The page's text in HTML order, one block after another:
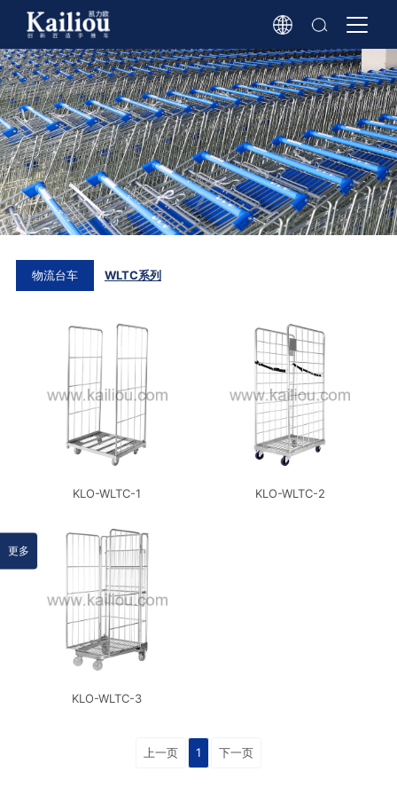
物流台车 WLTC系列
KLO-WLTC-1 KLO-WLTC-2
KLO-WLTC-3
上一页 1 下一页